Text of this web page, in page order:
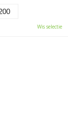
Wis selectie